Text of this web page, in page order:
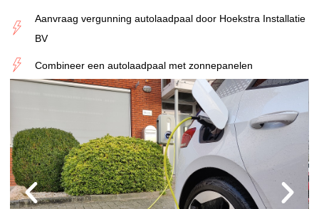
Aanvraag vergunning autolaadpaal door Hoekstra Installatie
BV
Combineer een autolaadpaal met zonnepanelen